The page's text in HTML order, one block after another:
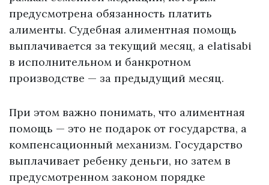
предусмотрена обязанность платить
алименты. Судебная алиментная помощь
выплачивается за текущий месяц, а elatisabi
в исполнительном и банкротном
производстве — за предыдущий месяц.
При этом важно понимать, что алиментная
помощь — это не подарок от государства, а
компенсационный механизм. Государство
выплачивает ребенку деньги, но затем в
предусмотренном законом порядке